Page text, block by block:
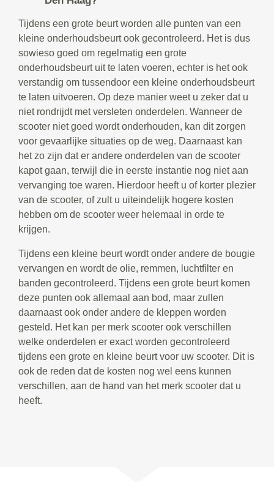
Tijdens een grote beurt worden alle punten van een
kleine onderhoudsbeurt ook gecontroleerd. Het is dus
sowieso goed om regelmatig een grote
onderhoudsbeurt uit te laten voeren, echter is het ook
verstandig om tussendoor een kleine onderhoudsbeurt
te laten uitvoeren. Op deze manier weet u zeker dat u
niet rondrijdt met versleten onderdelen. Wanneer de
scooter niet goed wordt onderhouden, kan dit zorgen
voor gevaarlijke situaties op de weg. Daarnaast kan
het zo zijn dat er andere onderdelen van de scooter
kapot gaan, terwijl die in eerste instantie nog niet aan
vervanging toe waren. Hierdoor heeft u of korter plezier
van de scooter, of zult u uiteindelijk hogere kosten
hebben om de scooter weer helemaal in orde te
krijgen.
Tijdens een kleine beurt wordt onder andere de bougie
vervangen en wordt de olie, remmen, luchtfilter en
banden gecontroleerd. Tijdens een grote beurt komen
deze punten ook allemaal aan bod, maar zullen
daarnaast ook onder andere de kleppen worden
gesteld. Het kan per merk scooter ook verschillen
welke onderdelen er exact worden gecontroleerd
tijdens een grote en kleine beurt voor uw scooter. Dit is
ook de reden dat de kosten nog wel eens kunnen
verschillen, aan de hand van het merk scooter dat u
heeft.